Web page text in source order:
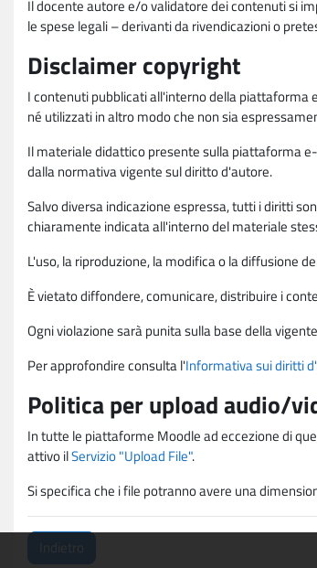
Il docente autore e/o validatore dei contenuti si
le spese legali – derivanti da rivendicazioni o
Disclaimer copyright
I contenuti pubblicati all'interno della piattaforma
né utilizzati in altro modo che non sia
Il materiale didattico presente sulla piattaforma
dalla normativa vigente sul diritto d'autore.
Salvo diversa indicazione espressa, tutti i diritti
chiaramente indicata all'interno del materiale
L'uso, la riproduzione, la modifica o la diffusione
È vietato diffondere, comunicare, distribuire i
Ogni violazione sarà punita sulla base della
Per approfondire consulta l'Informativa sui diritti
Politica per upload audio/
In tutte le piattaforme Moodle ad eccezione di
attivo ilServizio "Upload File".
Si specifica che i file potranno avere una
Indietro